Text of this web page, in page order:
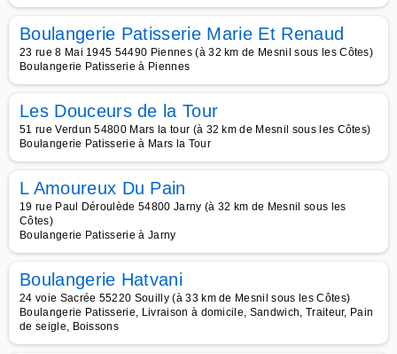
Boulangerie Patisserie Marie Et Renaud
23 rue 8 Mai 1945 54490 Piennes (à 32 km de Mesnil sous les Côtes)
Boulangerie Patisserie à Piennes
Les Douceurs de la Tour
51 rue Verdun 54800 Mars la tour (à 32 km de Mesnil sous les Côtes)
Boulangerie Patisserie à Mars la Tour
L Amoureux Du Pain
19 rue Paul Déroulède 54800 Jarny (à 32 km de Mesnil sous les
Côtes)
Boulangerie Patisserie à Jarny
Boulangerie Hatvani
24 voie Sacrée 55220 Souilly (à 33 km de Mesnil sous les Côtes)
Boulangerie Patisserie, Livraison à domicile, Sandwich, Traiteur, Pain
de seigle, Boissons